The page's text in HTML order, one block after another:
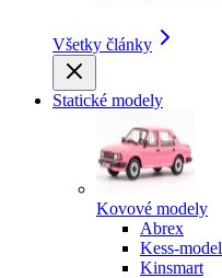
Všetky články
Statické modely
Kovové modely
Abrex
Kess-model
Kinsmart